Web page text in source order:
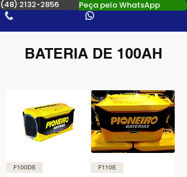
(48) 2132-2856 Peça pelo WhatsApp
BATERIA DE 100AH
F100DS F110E